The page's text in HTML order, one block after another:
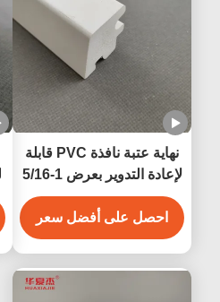
نهاية عتبة نافذة PVC قابلة
لإعادة التدوير بعرض 1-5/16
بوصة × ارتفاع 1-3/8 بوصة،
زخرفة داخلية من قوالب
PVC
احصل على أفضل سعر